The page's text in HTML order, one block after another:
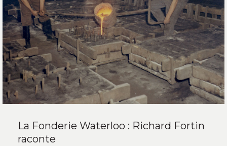
La Fonderie Waterloo : Richard Fortin
raconte